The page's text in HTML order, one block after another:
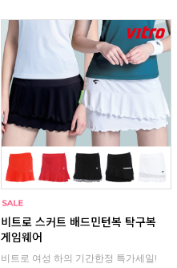
비트로 스커트 배드민턴복 탁구복
게임웨어
비트로 여성 하의 기간한정 특가세일!